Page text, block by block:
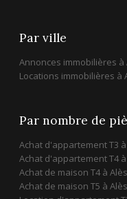
Par ville
Annonces immobilières à
Locations immobilières à
Par nombre de
Achat d'appartement T3
Achat d'appartement T4
Achat de maison T4 à Alès
Achat de maison T5 à Alès